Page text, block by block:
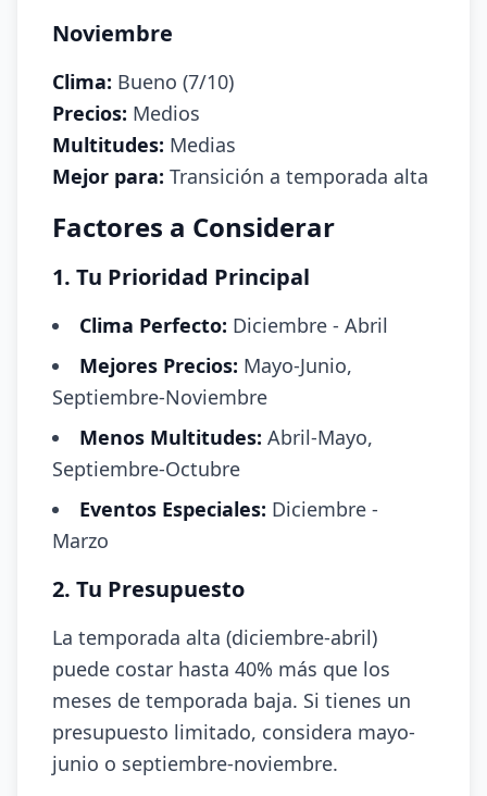
Noviembre
Clima: Bueno (7/10)
Precios: Medios
Multitudes: Medias
Mejor para: Transición a temporada alta
Factores a Considerar
1. Tu Prioridad Principal
Clima Perfecto: Diciembre - Abril
Mejores Precios: Mayo-Junio,
Septiembre-Noviembre
Menos Multitudes: Abril-Mayo,
Septiembre-Octubre
Eventos Especiales: Diciembre -
Marzo
2. Tu Presupuesto
La temporada alta (diciembre-abril)
puede costar hasta 40% más que los
meses de temporada baja. Si tienes un
presupuesto limitado, considera mayo-
junio o septiembre-noviembre.